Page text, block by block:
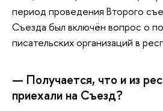
период проведения Второго
Съезда был включён вопрос о
писательских организаций в
— Получается, что и из
приехали на Съезд?